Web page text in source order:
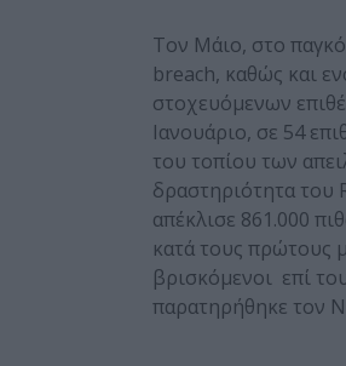
Τον Μάιο, στο
breach, καθώς και
στοχευόμενων
Ιανουάριο, σε 54
του τοπίου των
δραστηριότητα
απέκλισε 861.000
κατά τους πρώτους
βρισκόμενοι επί
παρατηρήθηκε τον